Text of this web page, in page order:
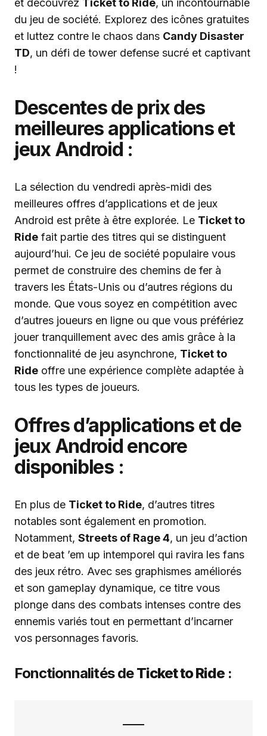
et découvrez Ticket to Ride, un incontournable
du jeu de société. Explorez des icônes gratuites
et luttez contre le chaos dans Candy Disaster
TD, un défi de tower defense sucré et captivant
!
Descentes de prix des
meilleures applications et
jeux Android :
La sélection du vendredi après-midi des
meilleures offres d’applications et de jeux
Android est prête à être explorée. Le Ticket to
Ride fait partie des titres qui se distinguent
aujourd’hui. Ce jeu de société populaire vous
permet de construire des chemins de fer à
travers les États-Unis ou d’autres régions du
monde. Que vous soyez en compétition avec
d’autres joueurs en ligne ou que vous préfériez
jouer tranquillement avec des amis grâce à la
fonctionnalité de jeu asynchrone, Ticket to
Ride offre une expérience complète adaptée à
tous les types de joueurs.
Offres d’applications et de
jeux Android encore
disponibles :
En plus de Ticket to Ride, d’autres titres
notables sont également en promotion.
Notamment, Streets of Rage 4, un jeu d’action
et de beat ’em up intemporel qui ravira les fans
des jeux rétro. Avec ses graphismes améliorés
et son gameplay dynamique, ce titre vous
plonge dans des combats intenses contre des
ennemis variés tout en permettant d’incarner
vos personnages favoris.
Fonctionnalités deTicket to Ride :